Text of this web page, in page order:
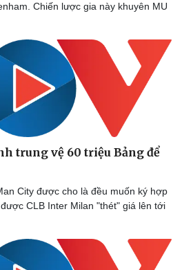
Chiến lược gia này khuyên MU
trung vệ 60 triệu Bảng để
City được cho là đều muốn ký hợp
CLB Inter Milan "thét" giá lên tới